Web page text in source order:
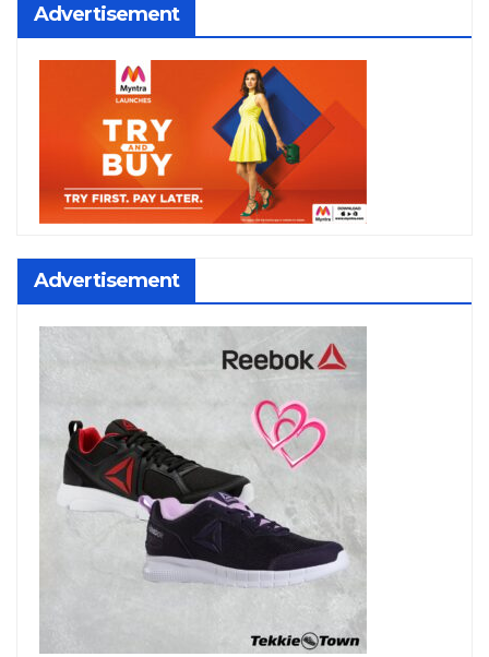
Advertisement
Advertisement